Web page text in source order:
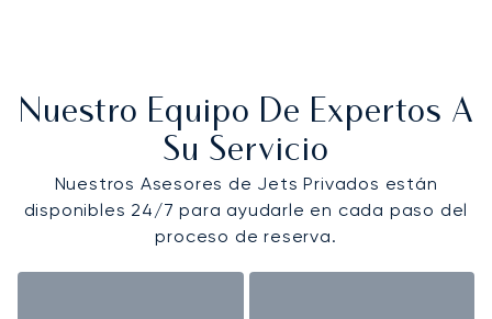
Nuestro Equipo De Expertos A
Su Servicio
Nuestros Asesores de Jets Privados están
disponibles 24/7 para ayudarle en cada paso del
proceso de reserva.